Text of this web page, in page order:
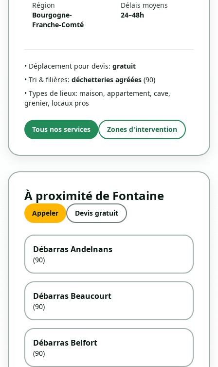
Région
Bourgogne-
Franche-Comté
Délais moyens
24–48h
• Déplacement pour devis: gratuit
• Tri & filières: déchetteries agréées (90)
• Types de lieux: maison, appartement, cave,
grenier, locaux pros
Tous nos services Zones d'intervention
À proximité de Fontaine
Appeler Devis gratuit
Débarras Andelnans
(90)
Débarras Beaucourt
(90)
Débarras Belfort
(90)